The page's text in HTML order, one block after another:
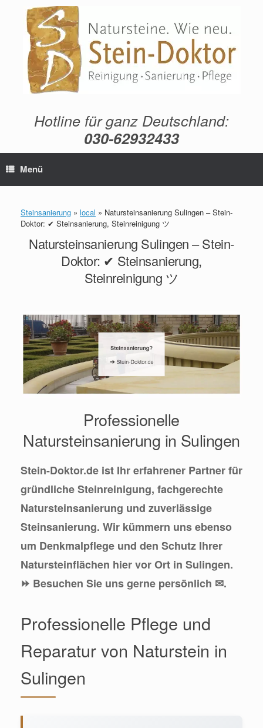
springen
Hotline für ganz Deutschland:
030-62932433
Menü
Steinsanierung » local » Natursteinsanierung Sulingen – Stein-
Doktor: ✔ Steinsanierung, Steinreinigung ツ
Natursteinsanierung Sulingen – Stein-
Doktor: ✔ Steinsanierung,
Steinreinigung ツ
Professionelle
Natursteinsanierung in Sulingen
Stein-Doktor.de ist Ihr erfahrener Partner für
gründliche Steinreinigung, fachgerechte
Natursteinsanierung und zuverlässige
Steinsanierung. Wir kümmern uns ebenso
um Denkmalpflege und den Schutz Ihrer
Natursteinflächen hier vor Ort in Sulingen.
⏩ Besuchen Sie uns gerne persönlich ✉.
Professionelle Pflege und
Reparatur von Naturstein in
Sulingen